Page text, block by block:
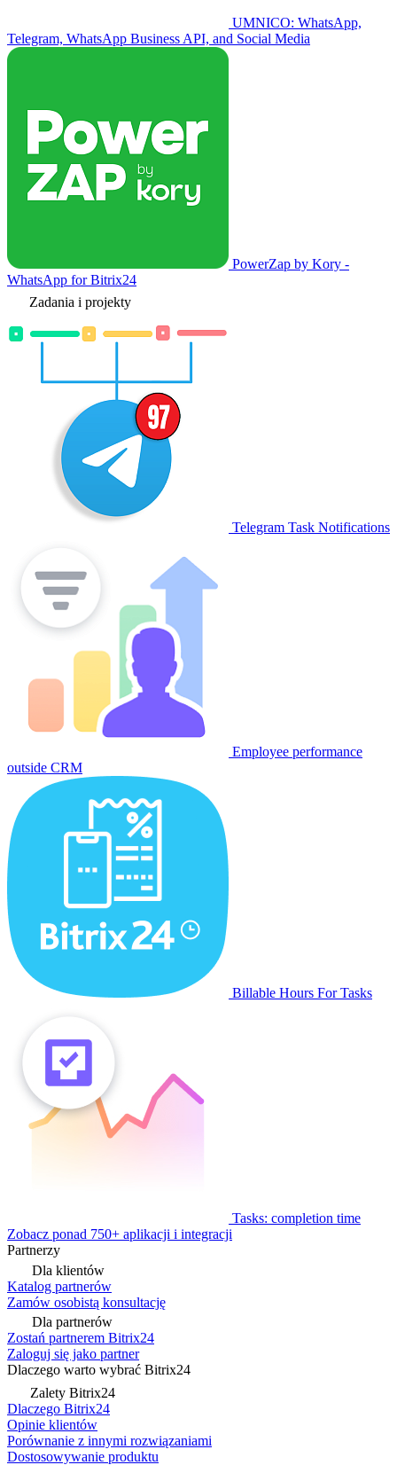
UMNICO: WhatsApp,
Telegram, WhatsApp Business API, and Social Media
PowerZap by Kory -
WhatsApp for Bitrix24
Zadania i projekty
Telegram Task Notifications
Employee performance
outside CRM
Billable Hours For Tasks
Tasks: completion time
Zobacz ponad 750+ aplikacji i integracji
Partnerzy
Dla klientów
Katalog partnerów
Zamów osobistą konsultację
Dla partnerów
Zostań partnerem Bitrix24
Zaloguj się jako partner
Dlaczego warto wybrać Bitrix24
Zalety Bitrix24
Dlaczego Bitrix24
Opinie klientów
Porównanie z innymi rozwiązaniami
Dostosowywanie produktu